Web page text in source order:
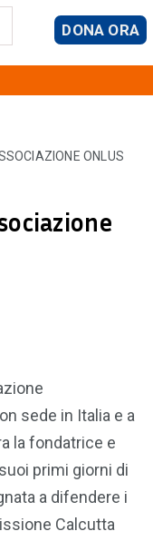
DONA ORA
ONLUS
sede in Italia e a
la fondatrice e
primi giorni di
a difendere i
Calcutta